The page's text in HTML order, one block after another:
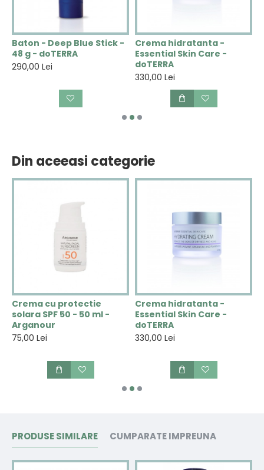
Baton - Deep Blue Stick -
48 g - doTERRA
290,00 Lei
Crema hidratanta -
Essential Skin Care -
doTERRA
330,00 Lei
Din aceeasi categorie
Crema cu protectie
solara SPF 50 - 50 ml -
Arganour
75,00 Lei
Crema hidratanta -
Essential Skin Care -
doTERRA
330,00 Lei
PRODUSE SIMILARE CUMPARATE IMPREUNA